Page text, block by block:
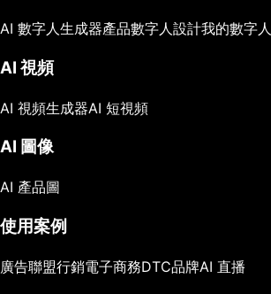
AI 數字人生成器產品數字人設計我的數字人
AI 視頻
AI 視頻生成器AI 短視頻
AI 圖像
AI 產品圖
使用案例
廣告聯盟行銷電子商務DTC品牌AI 直播